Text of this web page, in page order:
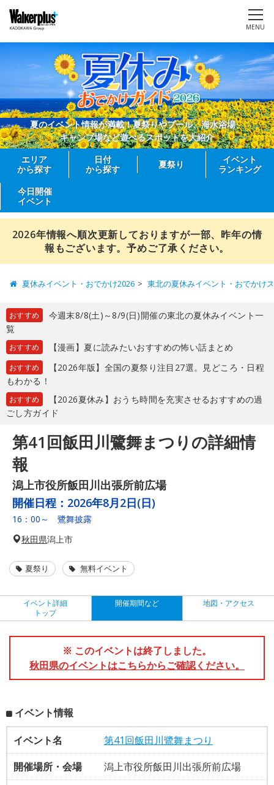
MENU
夏のイベント情報が満載！夏祭りやプール、海水浴場、
キャンプ場など遊べるスポットを大紹介
エリア
から探す
日付
から探す
夏祭り
イベント
ランキング
今日開催
イベント
2026年情報へ順次更新しておりますが一部、昨年の情
報もございます。予めご了承ください。
夏休みイベント・おでかけ2026 東北の夏休みイベント・おでかけ
おすすめ
今週末8/8(土)～8/9(日)開催の東北の夏休みイベント一
覧
おすすめ 【漫画】夏に読みたいおすすめの怖い話まとめ
おすすめ
【2026年版】全国の夏祭り注目27選。見どころ・日程
もわかる！
おすすめ
【2026夏休み】おうち時間を充実させるおすすめの過
ごし方ガイド
第41回飯田川鷺舞まつりの詳細情
報
潟上市役所飯田川出張所前広場
開催日程： 2026年8月2日(日)
16：00～ 鷺舞披露
秋田県潟上市
夏祭り 無料イベント
イベント詳細
トップ
開催期間など 地図・アクセス
※ このイベントは終了しました。
秋田県のイベントはこちらからご確認ください。
イベント情報
イベント名
第41回飯田川鷺舞まつり
開催場所・会場
潟上市役所飯田川出張所前広場